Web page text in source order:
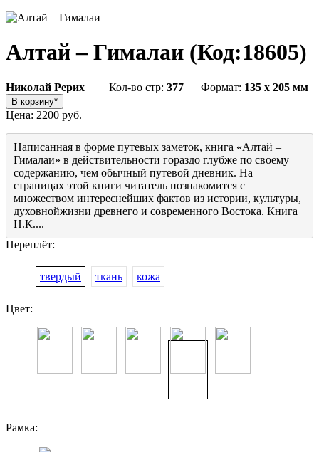
Алтай – Гималаи (Код:18605)
Николай Рерих Кол-во стр: 377 Формат: 135 x 205 мм
Цена: 2200 руб.
Написанная в форме путевых заметок, книга «Алтай –
Гималаи» в действительности гораздо глубже по своему
содержанию, чем обычный путевой дневник. На
страницах этой книги читатель познакомится с
множеством интереснейших фактов из истории, культуры,
духовнойжизни древнего и современного Востока. Книга
Н.К....
Переплёт:
твердый ткань кожа
Цвет:
Рамка: